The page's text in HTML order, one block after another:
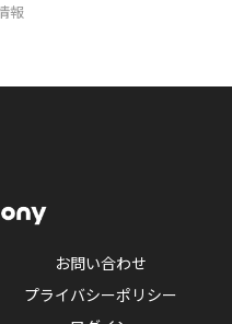
報
お問い合わせ
プライバシーポリシー